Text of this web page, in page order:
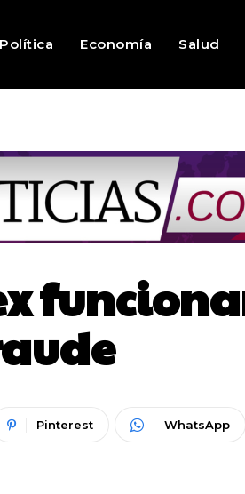
Política Economía Salud
Pinterest WhatsApp